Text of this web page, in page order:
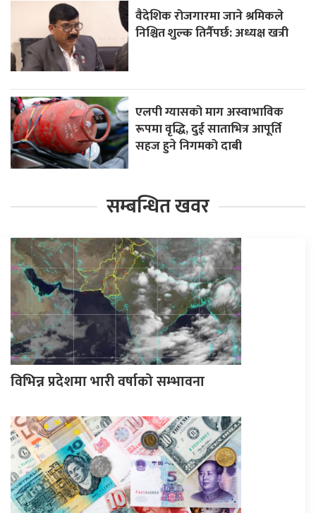
वैदेशिक रोजगारमा जाने श्रमिकले
निश्चित शुल्क तिर्नैपर्छ: अध्यक्ष खत्री
एलपी ग्यासको माग अस्वाभाविक
रूपमा वृद्धि, दुई साताभित्र आपूर्ति
सहज हुने निगमको दाबी
सम्बन्धित खवर
विभिन्न प्रदेशमा भारी वर्षाको सम्भावना